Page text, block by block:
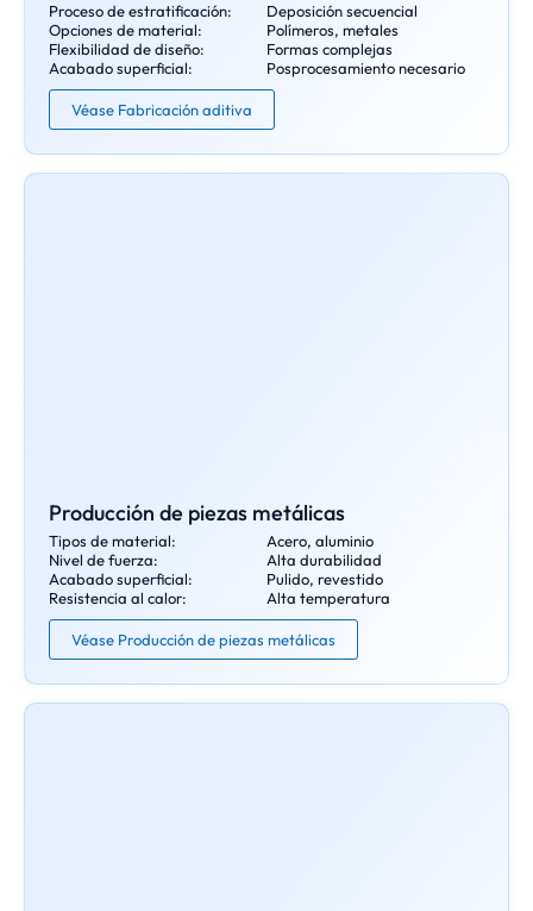
Proceso de estratificación:
Deposición secuencial
Opciones de material:
Polímeros, metales
Flexibilidad de diseño:
Formas complejas
Acabado superficial:
Posprocesamiento necesario
Véase Fabricación aditiva
Producción de piezas metálicas
Tipos de material:
Acero, aluminio
Nivel de fuerza:
Alta durabilidad
Acabado superficial:
Pulido, revestido
Resistencia al calor:
Alta temperatura
Véase Producción de piezas metálicas